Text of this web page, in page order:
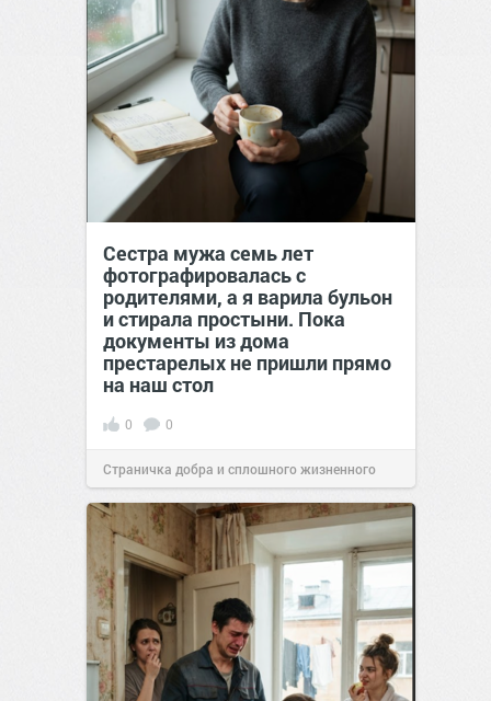
Сестра мужа семь лет
фотографировалась с
родителями, а я варила бульон
и стирала простыни. Пока
документы из дома
престарелых не пришли прямо
на наш стол
0 0
Страничка добра и сплошного жизненного
позитива!00:29Вчера